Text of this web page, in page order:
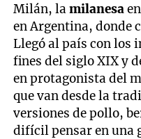
Milán, lamilanesa
en Argentina, donde
Llegó al país con los
fines del siglo XIX y
en protagonista del
que van desde la
versiones de pollo,
difícil pensar en una